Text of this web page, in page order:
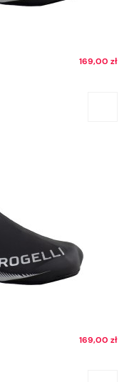
169,00 zł
169,00 zł